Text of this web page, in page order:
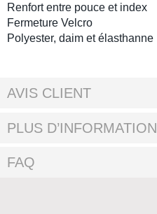
Renfort entre pouce et index
Fermeture Velcro
Polyester, daim et élasthanne
AVIS CLIENT
PLUS D’INFORMATION
FAQ